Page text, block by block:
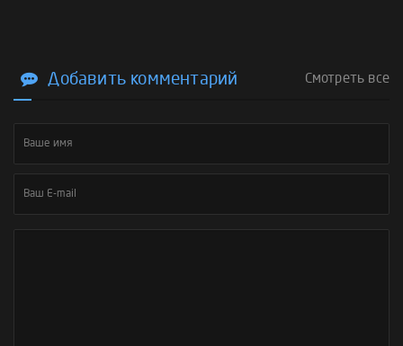
Добавить комментарий Смотреть все